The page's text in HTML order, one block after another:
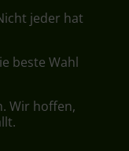
jeder hat
beste Wahl
Wir hoffen,